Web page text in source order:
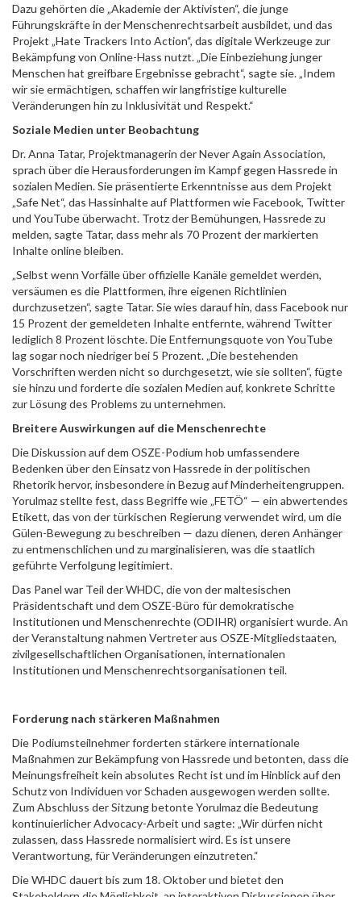
Dazu gehörten die „Akademie der Aktivisten“, die junge
Führungskräfte in der Menschenrechtsarbeit ausbildet, und das
Projekt „Hate Trackers Into Action“, das digitale Werkzeuge zur
Bekämpfung von Online-Hass nutzt. „Die Einbeziehung junger
Menschen hat greifbare Ergebnisse gebracht“, sagte sie. „Indem
wir sie ermächtigen, schaffen wir langfristige kulturelle
Veränderungen hin zu Inklusivität und Respekt.“
Soziale Medien unter Beobachtung
Dr. Anna Tatar, Projektmanagerin der Never Again Association,
sprach über die Herausforderungen im Kampf gegen Hassrede in
sozialen Medien. Sie präsentierte Erkenntnisse aus dem Projekt
„Safe Net“, das Hassinhalte auf Plattformen wie Facebook, Twitter
und YouTube überwacht. Trotz der Bemühungen, Hassrede zu
melden, sagte Tatar, dass mehr als 70 Prozent der markierten
Inhalte online bleiben.
„Selbst wenn Vorfälle über offizielle Kanäle gemeldet werden,
versäumen es die Plattformen, ihre eigenen Richtlinien
durchzusetzen“, sagte Tatar. Sie wies darauf hin, dass Facebook nur
15 Prozent der gemeldeten Inhalte entfernte, während Twitter
lediglich 8 Prozent löschte. Die Entfernungsquote von YouTube
lag sogar noch niedriger bei 5 Prozent. „Die bestehenden
Vorschriften werden nicht so durchgesetzt, wie sie sollten“, fügte
sie hinzu und forderte die sozialen Medien auf, konkrete Schritte
zur Lösung des Problems zu unternehmen.
Breitere Auswirkungen auf die Menschenrechte
Die Diskussion auf dem OSZE-Podium hob umfassendere
Bedenken über den Einsatz von Hassrede in der politischen
Rhetorik hervor, insbesondere in Bezug auf Minderheitengruppen.
Yorulmaz stellte fest, dass Begriffe wie „FETÖ“ — ein abwertendes
Etikett, das von der türkischen Regierung verwendet wird, um die
Gülen-Bewegung zu beschreiben — dazu dienen, deren Anhänger
zu entmenschlichen und zu marginalisieren, was die staatlich
geführte Verfolgung legitimiert.
Das Panel war Teil der WHDC, die von der maltesischen
Präsidentschaft und dem OSZE-Büro für demokratische
Institutionen und Menschenrechte (ODIHR) organisiert wurde. An
der Veranstaltung nahmen Vertreter aus OSZE-Mitgliedstaaten,
zivilgesellschaftlichen Organisationen, internationalen
Institutionen und Menschenrechtsorganisationen teil.
Forderung nach stärkeren Maßnahmen
Die Podiumsteilnehmer forderten stärkere internationale
Maßnahmen zur Bekämpfung von Hassrede und betonten, dass die
Meinungsfreiheit kein absolutes Recht ist und im Hinblick auf den
Schutz von Individuen vor Schaden ausgewogen werden sollte.
Zum Abschluss der Sitzung betonte Yorulmaz die Bedeutung
kontinuierlicher Advocacy-Arbeit und sagte: „Wir dürfen nicht
zulassen, dass Hassrede normalisiert wird. Es ist unsere
Verantwortung, für Veränderungen einzutreten.“
Die WHDC dauert bis zum 18. Oktober und bietet den